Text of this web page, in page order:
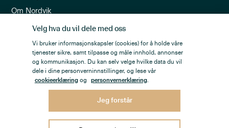
Om Nordvik
Ledige stillinger
Nordvik-appen
Nyhetsbrev
Velg hva du vil dele med oss
Vi bruker informasjonskapsler (cookies) for å holde våre
tjenester sikre, samt tilpasse og måle innhold, annonser
og kommunikasjon. Du kan selv velge hvilke data du vil
dele i dine personverninnstillinger, og lese vår
cookieerklæringog personvernerklæring.
Jeg forstår